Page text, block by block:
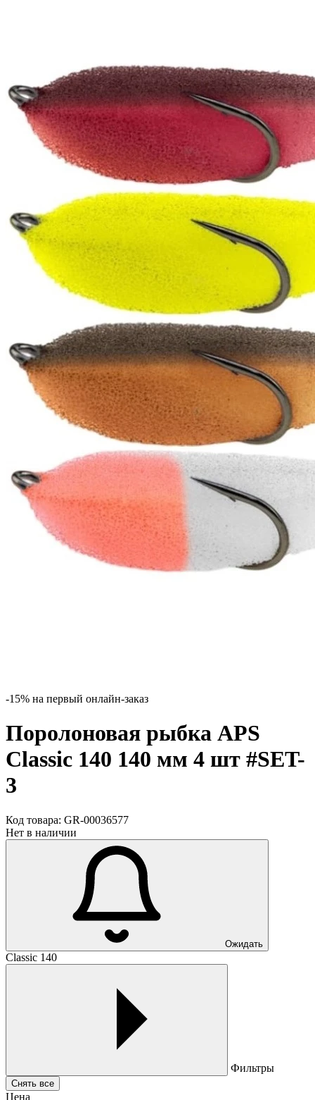
-15% на первый онлайн-заказ
Поролоновая рыбка APS
Classic 140 140 мм 4 шт #SET-
3
Код товара: GR-00036577
Нет в наличии
Ожидать
Classic 140
Фильтры
Снять все
Цена